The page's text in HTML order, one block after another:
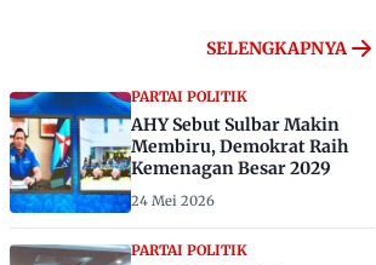
SELENGKAPNYA
PARTAI POLITIK
AHY Sebut Sulbar Makin
Membiru, Demokrat Raih
Kemenagan Besar 2029
24 Mei 2026
PARTAI POLITIK